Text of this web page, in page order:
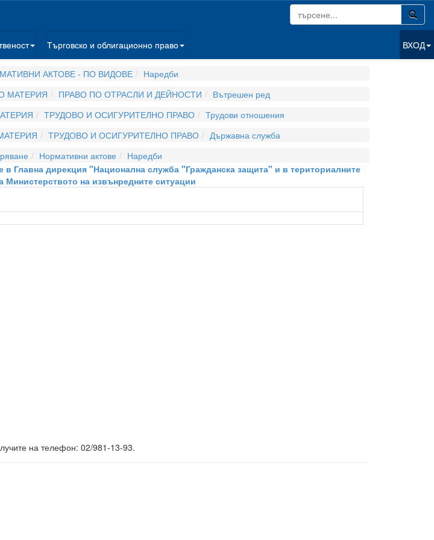
Търговско и облигационно право ВХОД
АКТОВЕ - ПО ВИДОВЕ
Наредби
МАТЕРИЯ ПРАВО ПО ОТРАСЛИ И ДЕЙНОСТИ
Вътрешен ред
ТРУДОВО И ОСИГУРИТЕЛНО ПРАВО
Трудови отношения
ТРУДОВО И ОСИГУРИТЕЛНО ПРАВО
Държавна служба
Нормативни актове
Наредби
Главна дирекция "Национална служба "Гражданска защита" и в териториалните
на извънредните ситуации
на телефон: 02/981-13-93.